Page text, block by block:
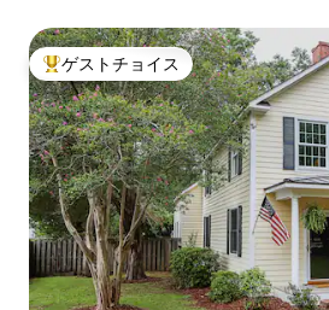
大好評のゲストチョイスです。
ゲストチョイス